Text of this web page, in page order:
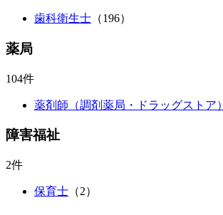
歯科衛生士 （196）
薬局
104件
薬剤師（調剤薬局・ドラッグストア）
障害福祉
2件
保育士 （2）